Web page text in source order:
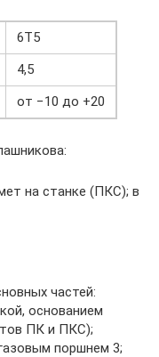
6T5
4,5
от −10 до +20
на станке (ПКС); в
частей:
основанием
ПК и ПКС);
поршнем 3;